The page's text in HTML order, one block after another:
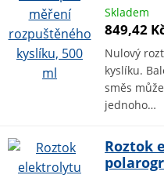
Skladem
849,42
Nulový
kyslíku.
směs
jednoho…
Roztok